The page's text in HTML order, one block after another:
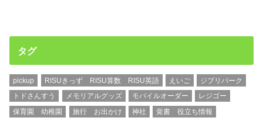
タグ
pickup RISUきっず RISU算数 RISU英語 えいご
ジブリパーク
トドさんすう
メモリアルグッズ モバイルオーダー
レジゴー
保育園 幼稚園
旅行 お出かけ 神社 覚書 役立ち情報